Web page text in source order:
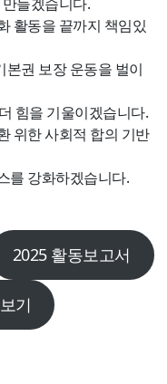
활동을 끝까지 책임있
권 보장 운동을 벌이
힘을 기울이겠습니다.
위한 사회적 합의 기반
를 강화하겠습니다.
2025 활동보고서
기